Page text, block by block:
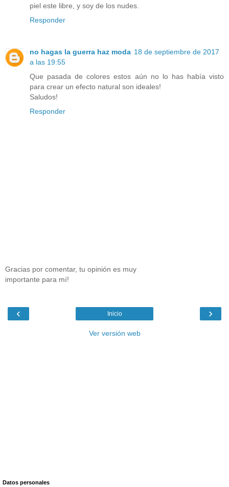
piel este libre, y soy de los nudes.
Responder
no hagas la guerra haz moda 18 de septiembre de 2017
a las 19:55
Que pasada de colores estos aún no lo has había visto
para crear un efecto natural son ideales!
Saludos!
Responder
Gracias por comentar, tu opinión es muy
importante para mí!
‹ ›
Inicio
Ver versión web
Datos personales